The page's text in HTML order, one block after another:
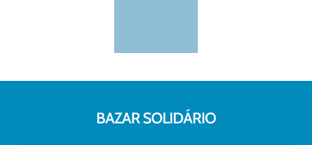
BAZAR SOLIDÁRIO